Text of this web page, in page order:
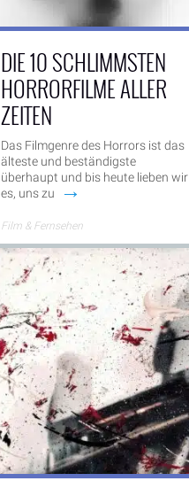
DIE 10 SCHLIMMSTEN
HORRORFILME ALLER
ZEITEN
Das Filmgenre des Horrors ist das
älteste und beständigste
überhaupt und bis heute lieben wir
es, uns zu
→
Film & Fernsehen